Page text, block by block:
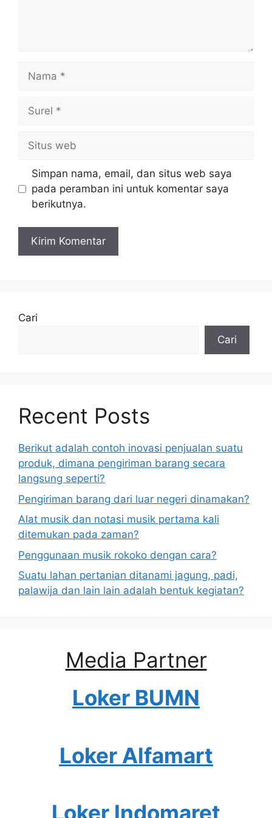
web
Simpan nama, email, dan situs web saya
pada peramban ini untuk komentar saya
berikutnya.
Cari
Cari
Recent Posts
Berikut adalah contoh inovasi penjualan suatu
produk, dimana pengiriman barang secara
langsung seperti?
Pengiriman barang dari luar negeri dinamakan?
Alat musik dan notasi musik pertama kali
ditemukan pada zaman?
Penggunaan musik rokoko dengan cara?
Suatu lahan pertanian ditanami jagung, padi,
palawija dan lain lain adalah bentuk kegiatan?
Media Partner
Loker BUMN
Loker Alfamart
Loker Indomaret